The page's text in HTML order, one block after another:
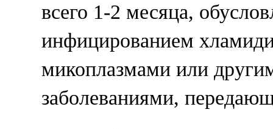
всего 1-2 месяца,
инфицированием
микоплазмами или
заболеваниями,